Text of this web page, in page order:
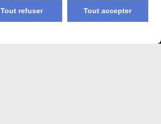
jours ouvrés
Frais de port (5€50)
Tout refuser Tout accepter